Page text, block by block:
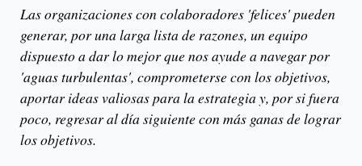
Las organizaciones con colaboradores 'felices' pueden
generar, por una larga lista de razones, un equipo
dispuesto a dar lo mejor que nos ayude a navegar por
'aguas turbulentas', comprometerse con los objetivos,
aportar ideas valiosas para la estrategia y, por si fuera
poco, regresar al día siguiente con más ganas de lograr
los objetivos.